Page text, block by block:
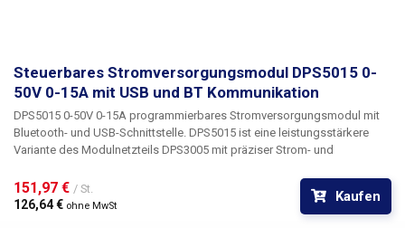
Steuerbares Stromversorgungsmodul DPS5015 0-
50V 0-15A mit USB und BT Kommunikation
DPS5015 0-50V 0-15A programmierbares Stromversorgungsmodul mit
Bluetooth- und USB-Schnittstelle. DPS5015 ist eine leistungsstärkere
Variante des Modulnetzteils DPS3005 mit präziser Strom- und
Einbau in eine Box oder in Schalttafeln in Labors und Schulwerkstätten
konzipiert. Die Stromversorgung wird von einem großen grafischen LCD-
Display von 1,44" dominiert, das alle notwendigen Informationen und
151,97 € / St.
126,64 € ohne MwSt
Kaufen